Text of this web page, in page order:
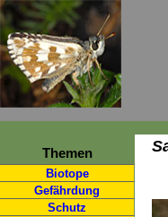
Themen
Biotope
Gefährdung
Schutz